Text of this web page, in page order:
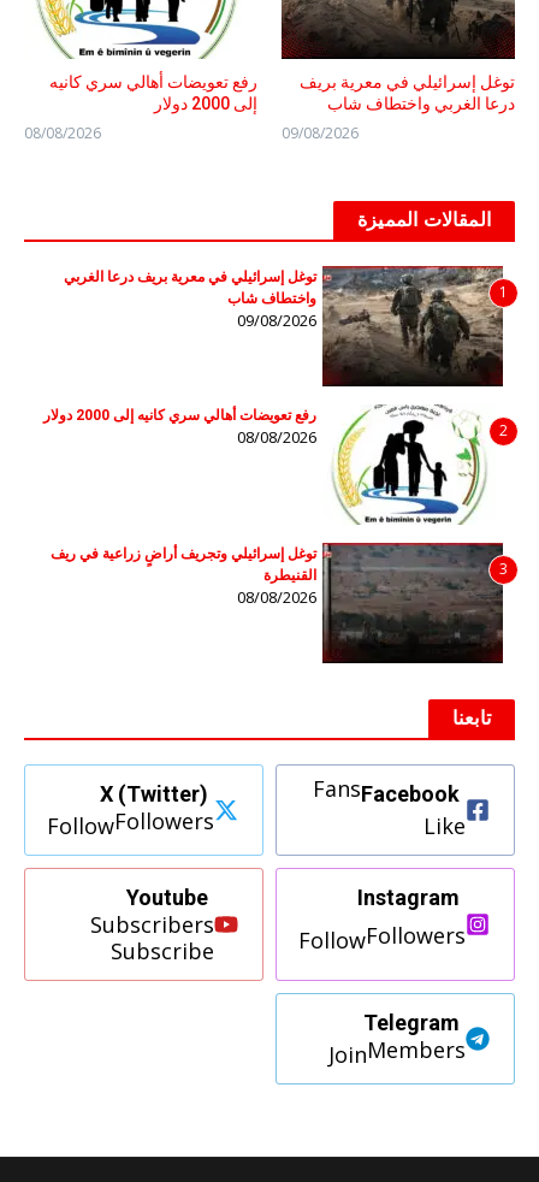
توغل إسرائيلي في معرية بريف
درعا الغربي واختطاف شاب
09/08/2026
رفع تعويضات أهالي سري كانيه
إلى 2000 دولار
08/08/2026
المقالات المميزة
1
توغل إسرائيلي في معرية بريف درعا الغربي
واختطاف شاب
09/08/2026
2
رفع تعويضات أهالي سري كانيه إلى 2000 دولار
08/08/2026
3
توغل إسرائيلي وتجريف أراضٍ زراعية في ريف
القنيطرة
08/08/2026
تابعنا
Facebook
Fans
Like
X (Twitter)
Followers
Follow
Instagram
Followers
Follow
Youtube
Subscribers
Subscribe
Telegram
Members
Join